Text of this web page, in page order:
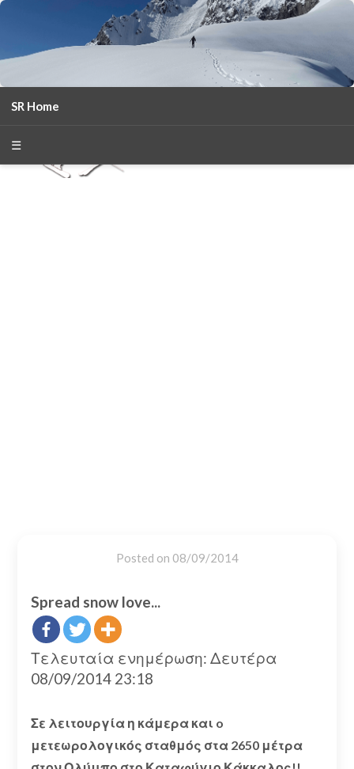
SR Home
☰
Posted on 08/09/2014
Spread snow love...
Τελευταία ενημέρωση: Δευτέρα
08/09/2014 23:18
Σε λειτουργία η κάμερα και o
μετεωρολογικός σταθμός στα 2650 μέτρα